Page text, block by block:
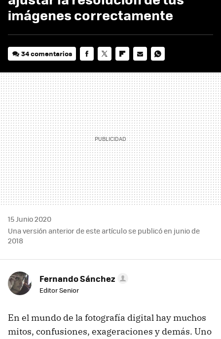
imágenes correctamente
34 comentarios
MAIL
15 Junio 2020
Una versión anterior de este artículo se publicó en junio de
2018
Fernando Sánchez
Editor Senior
En el mundo de la fotografía digital hay muchos
mitos, confusiones, exageraciones y demás. Uno